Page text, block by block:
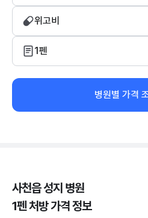
위고비
1펜
병원별 가격
사천읍 성지 병원
1펜 처방 가격 정보